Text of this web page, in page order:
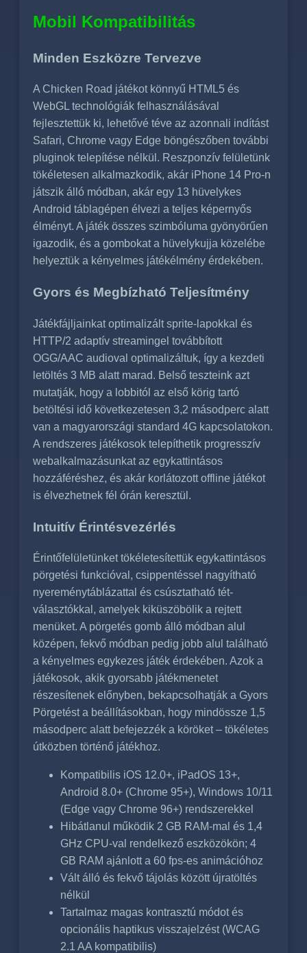
Mobil Kompatibilitás
Minden Eszközre Tervezve
A Chicken Road játékot könnyű HTML5 és
WebGL technológiák felhasználásával
fejlesztettük ki, lehetővé téve az azonnali indítást
Safari, Chrome vagy Edge böngészőben további
pluginok telepítése nélkül. Reszponzív felületünk
tökéletesen alkalmazkodik, akár iPhone 14 Pro-n
játszik álló módban, akár egy 13 hüvelykes
Android táblagépen élvezi a teljes képernyős
élményt. A játék összes szimbóluma gyönyörűen
igazodik, és a gombokat a hüvelykujja közelébe
helyeztük a kényelmes játékélmény érdekében.
Gyors és Megbízható Teljesítmény
Játékfájljainkat optimalizált sprite-lapokkal és
HTTP/2 adaptív streamingel továbbított
OGG/AAC audioval optimalizáltuk, így a kezdeti
letöltés 3 MB alatt marad. Belső teszteink azt
mutatják, hogy a lobbitól az első körig tartó
betöltési idő következetesen 3,2 másodperc alatt
van a magyarországi standard 4G kapcsolatokon.
A rendszeres játékosok telepíthetik progresszív
webalkalmazásunkat az egykattintásos
hozzáféréshez, és akár korlátozott offline játékot
is élvezhetnek fél órán keresztül.
Intuitív Érintésvezérlés
Érintőfelületünket tökéletesítettük egykattintásos
pörgetési funkcióval, csippentéssel nagyítható
nyereménytáblázattal és csúsztatható tét-
választókkal, amelyek kiküszöbölik a rejtett
menüket. A pörgetés gomb álló módban alul
középen, fekvő módban pedig jobb alul található
a kényelmes egykezes játék érdekében. Azok a
játékosok, akik gyorsabb játékmenetet
részesítenek előnyben, bekapcsolhatják a Gyors
Pörgetést a beállításokban, hogy mindössze 1,5
másodperc alatt befejezzék a köröket – tökéletes
útközben történő játékhoz.
Kompatibilis iOS 12.0+, iPadOS 13+,
Android 8.0+ (Chrome 95+), Windows 10/11
(Edge vagy Chrome 96+) rendszerekkel
Hibátlanul működik 2 GB RAM-mal és 1,4
GHz CPU-val rendelkező eszközökön; 4
GB RAM ajánlott a 60 fps-es animációhoz
Vált álló és fekvő tájolás között újratöltés
nélkül
Tartalmaz magas kontrasztú módot és
opcionális haptikus visszajelzést (WCAG
2.1 AA kompatibilis)